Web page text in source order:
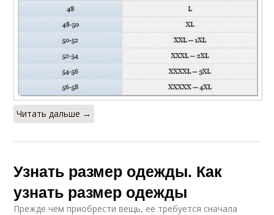
Читать дальше →
Узнать размер одежды. Как
узнать размер одежды
Прежде чем приобрести вещь, ее требуется сначала